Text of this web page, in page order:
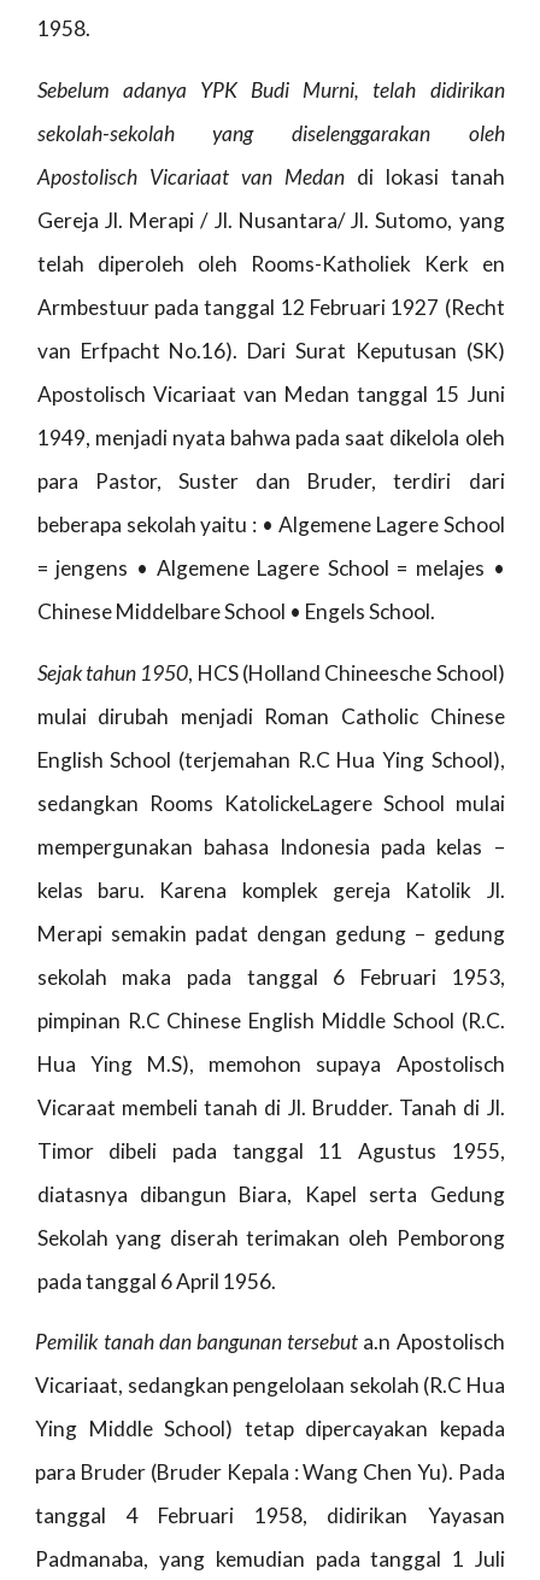
1958.
Sebelum adanya YPK Budi Murni, telah didirikan
sekolah-sekolah yang diselenggarakan oleh
Apostolisch Vicariaat van Medandi lokasi tanah
Gereja Jl. Merapi / Jl. Nusantara/ Jl. Sutomo, yang
telah diperoleh oleh Rooms-Katholiek Kerk en
Armbestuur pada tanggal 12 Februari 1927 (Recht
van Erfpacht No.16). Dari Surat Keputusan (SK)
Apostolisch Vicariaat van Medan tanggal 15 Juni
1949, menjadi nyata bahwa pada saat dikelola oleh
para Pastor, Suster dan Bruder, terdiri dari
beberapa sekolah yaitu : • Algemene Lagere School
= jengens • Algemene Lagere School = melajes •
Chinese Middelbare School • Engels School.
Sejak tahun 1950, HCS (Holland Chineesche School)
mulai dirubah menjadi Roman Catholic Chinese
English School (terjemahan R.C Hua Ying School),
sedangkan Rooms KatolickeLagere School mulai
mempergunakan bahasa Indonesia pada kelas –
kelas baru. Karena komplek gereja Katolik Jl.
Merapi semakin padat dengan gedung – gedung
sekolah maka pada tanggal 6 Februari 1953,
pimpinan R.C Chinese English Middle School (R.C.
Hua Ying M.S), memohon supaya Apostolisch
Vicaraat membeli tanah di Jl. Brudder. Tanah di Jl.
Timor dibeli pada tanggal 11 Agustus 1955,
diatasnya dibangun Biara, Kapel serta Gedung
Sekolah yang diserah terimakan oleh Pemborong
pada tanggal 6 April 1956.
Pemilik tanah dan bangunan tersebut a.n Apostolisch
Vicariaat, sedangkan pengelolaan sekolah (R.C Hua
Ying Middle School) tetap dipercayakan kepada
para Bruder (Bruder Kepala : Wang Chen Yu). Pada
tanggal 4 Februari 1958, didirikan Yayasan
Padmanaba, yang kemudian pada tanggal 1 Juli